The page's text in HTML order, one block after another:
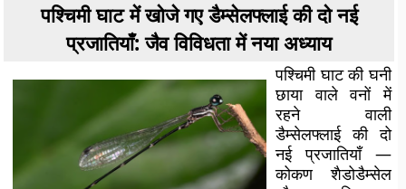
पश्चिमी घाट में खोजे गए डैम्सेलफ्लाई की दो नई
प्रजातियाँ: जैव विविधता में नया अध्याय
पश्चिमी घाट की घनी
छाया वाले वनों में
रहने वाली
डैम्सेलफ्लाई की दो
नई प्रजातियाँ —
कोकण शैडोडैम्सेल